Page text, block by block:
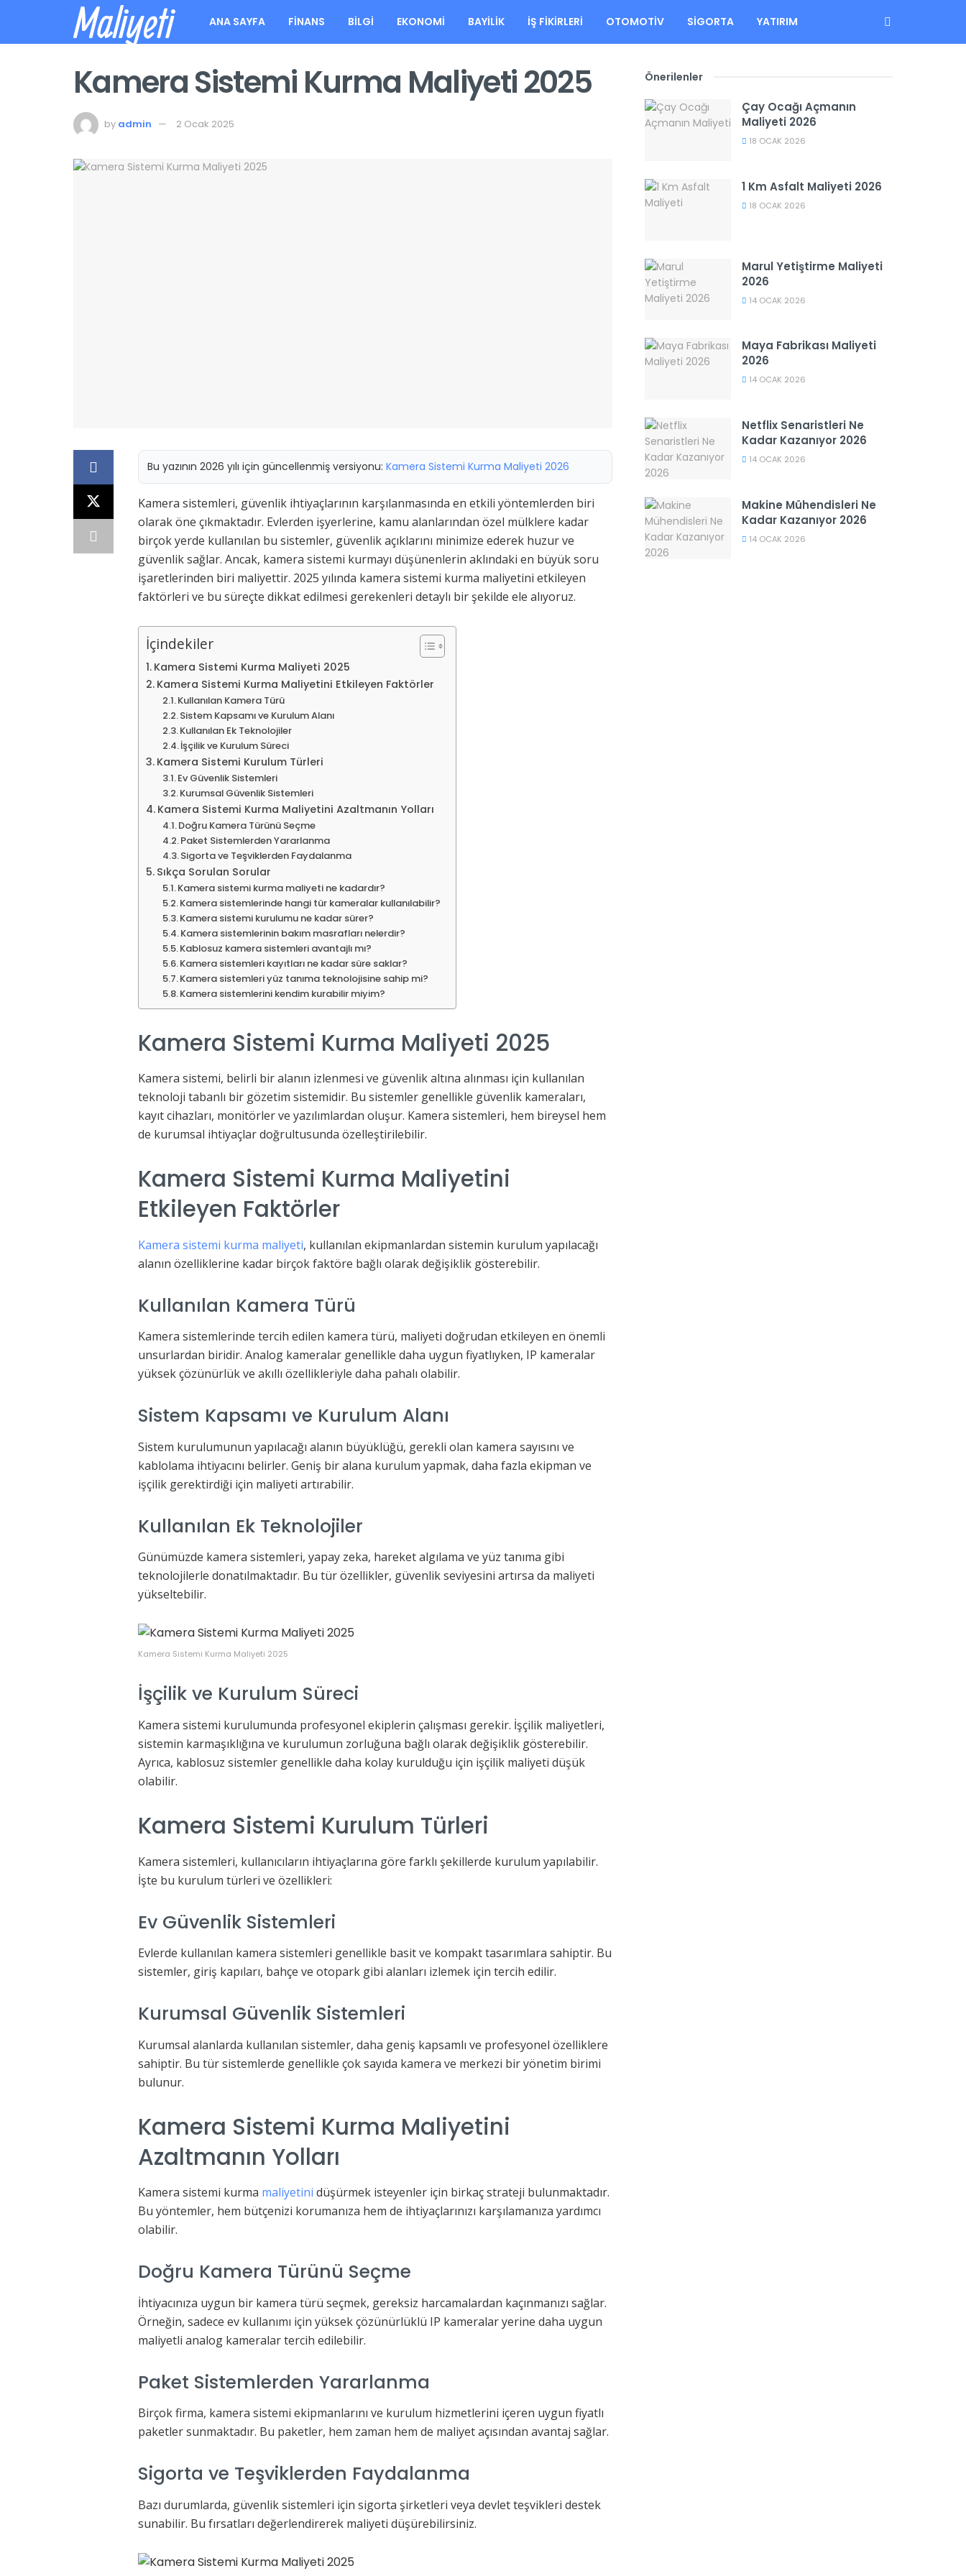
Maliyeti ANA SAYFA FINANS BILGI EKONOMI BAYILIK İŞ FIKIRLERI OTOMOTIV SIGORTA YATIRIM
Kamera Sistemi Kurma Maliyeti 2025
by admin 2 Ocak 2025
Bu yazının 2026 yılı için güncellenmiş versiyonu: Kamera Sistemi Kurma Maliyeti 2026
Kamera sistemleri, güvenlik ihtiyaçlarının karşılanmasında en etkili yöntemlerden biri
olarak öne çıkmaktadır. Evlerden işyerlerine, kamu alanlarından özel mülklere kadar
birçok yerde kullanılan bu sistemler, güvenlik açıklarını minimize ederek huzur ve
güvenlik sağlar. Ancak, kamera sistemi kurmayı düşünenlerin aklındaki en büyük soru
işaretlerinden biri maliyettir. 2025 yılında kamera sistemi kurma maliyetini etkileyen
faktörleri ve bu süreçte dikkat edilmesi gerekenleri detaylı bir şekilde ele alıyoruz.
İçindekiler
Kamera Sistemi Kurma Maliyeti 2025
Kamera Sistemi Kurma Maliyetini Etkileyen Faktörler
Kullanılan Kamera Türü
Sistem Kapsamı ve Kurulum Alanı
Kullanılan Ek Teknolojiler
İşçilik ve Kurulum Süreci
Kamera Sistemi Kurulum Türleri
Ev Güvenlik Sistemleri
Kurumsal Güvenlik Sistemleri
Kamera Sistemi Kurma Maliyetini Azaltmanın Yolları
Doğru Kamera Türünü Seçme
Paket Sistemlerden Yararlanma
Sigorta ve Teşviklerden Faydalanma
Sıkça Sorulan Sorular
Kamera sistemi kurma maliyeti ne kadardır?
Kamera sistemlerinde hangi tür kameralar kullanılabilir?
Kamera sistemi kurulumu ne kadar sürer?
Kamera sistemlerinin bakım masrafları nelerdir?
Kablosuz kamera sistemleri avantajlı mı?
Kamera sistemleri kayıtları ne kadar süre saklar?
Kamera sistemleri yüz tanıma teknolojisine sahip mi?
Kamera sistemlerini kendim kurabilir miyim?
Kamera Sistemi Kurma Maliyeti 2025
Kamera sistemi, belirli bir alanın izlenmesi ve güvenlik altına alınması için kullanılan
teknoloji tabanlı bir gözetim sistemidir. Bu sistemler genellikle güvenlik kameraları,
kayıt cihazları, monitörler ve yazılımlardan oluşur. Kamera sistemleri, hem bireysel hem
de kurumsal ihtiyaçlar doğrultusunda özelleştirilebilir.
Kamera Sistemi Kurma Maliyetini
Etkileyen Faktörler
Kamera sistemi kurma maliyeti, kullanılan ekipmanlardan sistemin kurulum yapılacağı
alanın özelliklerine kadar birçok faktöre bağlı olarak değişiklik gösterebilir.
Kullanılan Kamera Türü
Kamera sistemlerinde tercih edilen kamera türü, maliyeti doğrudan etkileyen en önemli
unsurlardan biridir. Analog kameralar genellikle daha uygun fiyatlıyken, IP kameralar
yüksek çözünürlük ve akıllı özellikleriyle daha pahalı olabilir.
Sistem Kapsamı ve Kurulum Alanı
Sistem kurulumunun yapılacağı alanın büyüklüğü, gerekli olan kamera sayısını ve
kablolama ihtiyacını belirler. Geniş bir alana kurulum yapmak, daha fazla ekipman ve
işçilik gerektirdiği için maliyeti artırabilir.
Kullanılan Ek Teknolojiler
Günümüzde kamera sistemleri, yapay zeka, hareket algılama ve yüz tanıma gibi
teknolojilerle donatılmaktadır. Bu tür özellikler, güvenlik seviyesini artırsa da maliyeti
yükseltebilir.
Kamera Sistemi Kurma Maliyeti 2025
İşçilik ve Kurulum Süreci
Kamera sistemi kurulumunda profesyonel ekiplerin çalışması gerekir. İşçilik maliyetleri,
sistemin karmaşıklığına ve kurulumun zorluğuna bağlı olarak değişiklik gösterebilir.
Ayrıca, kablosuz sistemler genellikle daha kolay kurulduğu için işçilik maliyeti düşük
olabilir.
Kamera Sistemi Kurulum Türleri
Kamera sistemleri, kullanıcıların ihtiyaçlarına göre farklı şekillerde kurulum yapılabilir.
İşte bu kurulum türleri ve özellikleri:
Ev Güvenlik Sistemleri
Evlerde kullanılan kamera sistemleri genellikle basit ve kompakt tasarımlara sahiptir. Bu
sistemler, giriş kapıları, bahçe ve otopark gibi alanları izlemek için tercih edilir.
Kurumsal Güvenlik Sistemleri
Kurumsal alanlarda kullanılan sistemler, daha geniş kapsamlı ve profesyonel özelliklere
sahiptir. Bu tür sistemlerde genellikle çok sayıda kamera ve merkezi bir yönetim birimi
bulunur.
Kamera Sistemi Kurma Maliyetini
Azaltmanın Yolları
Kamera sistemi kurma maliyetini düşürmek isteyenler için birkaç strateji bulunmaktadır.
Bu yöntemler, hem bütçenizi korumanıza hem de ihtiyaçlarınızı karşılamanıza yardımcı
olabilir.
Doğru Kamera Türünü Seçme
İhtiyacınıza uygun bir kamera türü seçmek, gereksiz harcamalardan kaçınmanızı sağlar.
Örneğin, sadece ev kullanımı için yüksek çözünürlüklü IP kameralar yerine daha uygun
maliyetli analog kameralar tercih edilebilir.
Paket Sistemlerden Yararlanma
Birçok firma, kamera sistemi ekipmanlarını ve kurulum hizmetlerini içeren uygun fiyatlı
paketler sunmaktadır. Bu paketler, hem zaman hem de maliyet açısından avantaj sağlar.
Sigorta ve Teşviklerden Faydalanma
Bazı durumlarda, güvenlik sistemleri için sigorta şirketleri veya devlet teşvikleri destek
sunabilir. Bu fırsatları değerlendirerek maliyeti düşürebilirsiniz.
Önerilenler
Çay Ocağı Açmanın
Maliyeti 2026
18 OCAK 2026
1 Km Asfalt Maliyeti 2026
18 OCAK 2026
Marul Yetiştirme Maliyeti
2026
14 OCAK 2026
Maya Fabrikası Maliyeti
2026
14 OCAK 2026
Netflix Senaristleri Ne
Kadar Kazanıyor 2026
14 OCAK 2026
Makine Mühendisleri Ne
Kadar Kazanıyor 2026
14 OCAK 2026